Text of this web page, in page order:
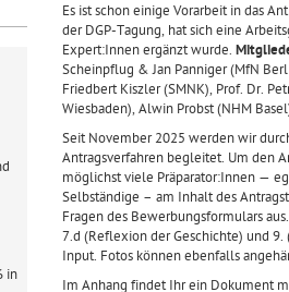
in
Es ist schon einige Vorarbeit in das
der DGP-Tagung, hat sich eine
Expert:Innen ergänzt wurde.
Scheinpflug & Jan Panniger (MfN
Friedbert Kiszler (SMNK), Prof. Dr.
Wiesbaden), Alwin Probst (NHM
Seit November 2025 werden wir
Antragsverfahren begleitet. Um den
möglichst viele Präparator:Innen —
Selbständige – am Inhalt des
Fragen des Bewerbungsformulars
7.d (Reflexion der Geschichte) und
Input. Fotos können ebenfalls
Im Anhang findet Ihr ein Dokument